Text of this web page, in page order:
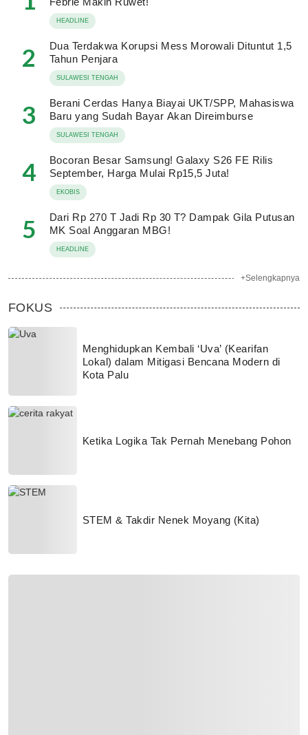
HEADLINE
2
Dua Terdakwa Korupsi Mess Morowali Dituntut 1,5
Tahun Penjara
SULAWESI TENGAH
3
Berani Cerdas Hanya Biayai UKT/SPP, Mahasiswa
Baru yang Sudah Bayar Akan Direimburse
SULAWESI TENGAH
4
Bocoran Besar Samsung! Galaxy S26 FE Rilis
September, Harga Mulai Rp15,5 Juta!
EKOBIS
5
Dari Rp 270 T Jadi Rp 30 T? Dampak Gila Putusan
MK Soal Anggaran MBG!
HEADLINE
+Selengkapnya
FOKUS
Menghidupkan Kembali ‘Uva’ (Kearifan
Lokal) dalam Mitigasi Bencana Modern di
Kota Palu
Ketika Logika Tak Pernah Menebang Pohon
STEM & Takdir Nenek Moyang (Kita)